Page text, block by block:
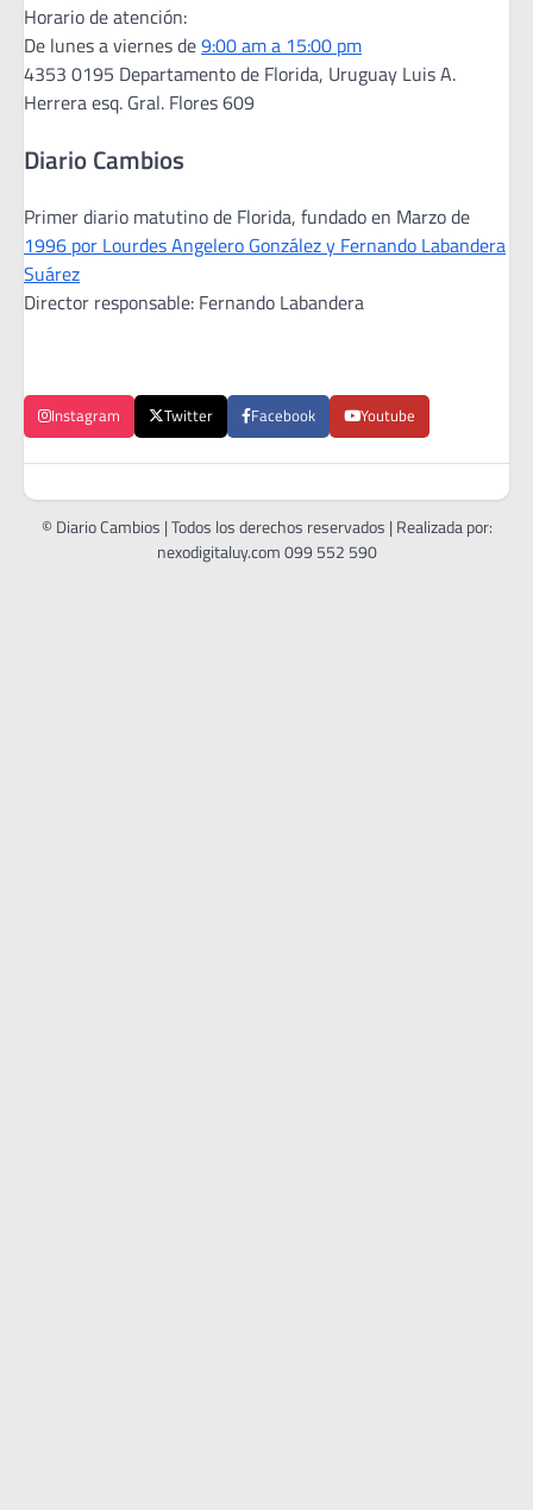
Horario de atención:
De lunes a viernes de9:00 am a 15:00 pm
4353 0195 Departamento de Florida, Uruguay Luis A.
Herrera esq. Gral. Flores 609
Diario Cambios
Primer diario matutino de Florida, fundado en Marzo de
1996 por Lourdes Angelero González y Fernando Labandera
Suárez
Director responsable: Fernando Labandera
Instagram Twitter Facebook Youtube